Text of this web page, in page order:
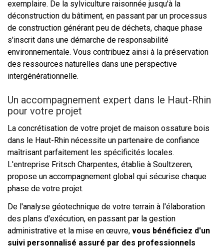
exemplaire. De la sylviculture raisonnée jusqu'à la
déconstruction du bâtiment, en passant par un processus
de construction générant peu de déchets, chaque phase
s'inscrit dans une démarche de responsabilité
environnementale. Vous contribuez ainsi à la préservation
des ressources naturelles dans une perspective
intergénérationnelle.
Un accompagnement expert dans le Haut-Rhin
pour votre projet
La concrétisation de votre projet de maison ossature bois
dans le Haut-Rhin nécessite un partenaire de confiance
maîtrisant parfaitement les spécificités locales.
L'entreprise Fritsch Charpentes, établie à Soultzeren,
propose un accompagnement global qui sécurise chaque
phase de votre projet.
De l'analyse géotechnique de votre terrain à l'élaboration
des plans d'exécution, en passant par la gestion
administrative et la mise en œuvre, vous bénéficiez d'un
suivi personnalisé assuré par des professionnels